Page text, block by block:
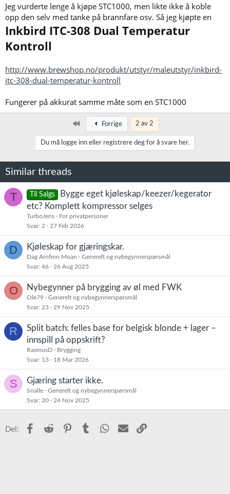
Jeg vurderte lenge å kjøpe STC1000, men likte ikke å koble
opp den selv med tanke på brannfare osv. Så jeg kjøpte en
Inkbird ITC-308 Dual Temperatur
Kontroll
http://www.brewshop.no/produkt/utstyr/maleutstyr/inkbird-
itc-308-dual-temperatur-kontroll
Fungerer på akkurat samme måte som en STC1000
Først Forrige 2 av 2
Du må logge inn eller registrere deg for å svare her.
Similar threads
T Til Salgs
Bygge eget kjøleskap/keezer/kegerator
etc? Komplett kompressor selges
TurboJens
For privatpersoner
Svar 2 27 Feb 2026
D Kjøleskap for gjæringskar.
Dag Arnfinn Moan
Generelt og nybegynnerspørsmål
Svar 46 26 Aug 2025
O Nybegynner på brygging av øl med FWK
Ole79
Generelt og nybegynnerspørsmål
Svar 23 29 Nov 2025
R
Split batch: felles base for belgisk blonde + lager –
innspill på oppskrift?
RasmusD
Brygging
Svar 13 18 Mar 2026
S Gjæring starter ikke.
Snalle
Generelt og nybegynnerspørsmål
Svar 20 24 Nov 2025
Del: Facebook
Reddit PinterestTumblr WhatsApp
E-post